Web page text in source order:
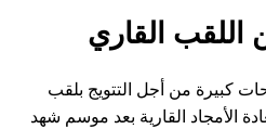
اللقب القاري
كبيرة من أجل التتويج بلقب
الأمجاد القارية بعد موسم شهد